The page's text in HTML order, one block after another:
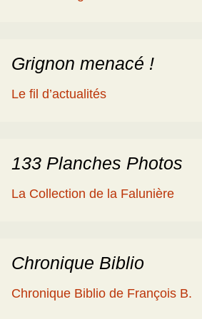
et les fossiles
silicifiée …
les reportages
Grignon menacé !
Le fil d’actualités
133 Planches Photos
La Collection de la Falunière
Chronique Biblio
Chronique Biblio de François B.